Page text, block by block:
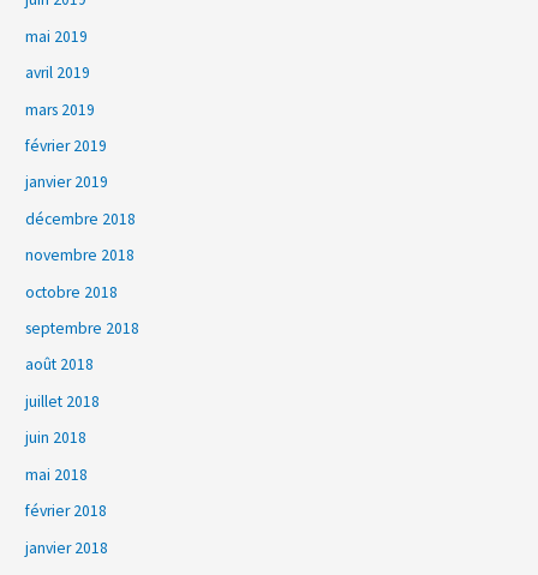
mai 2019
avril 2019
mars 2019
février 2019
janvier 2019
décembre 2018
novembre 2018
octobre 2018
septembre 2018
août 2018
juillet 2018
juin 2018
mai 2018
février 2018
janvier 2018